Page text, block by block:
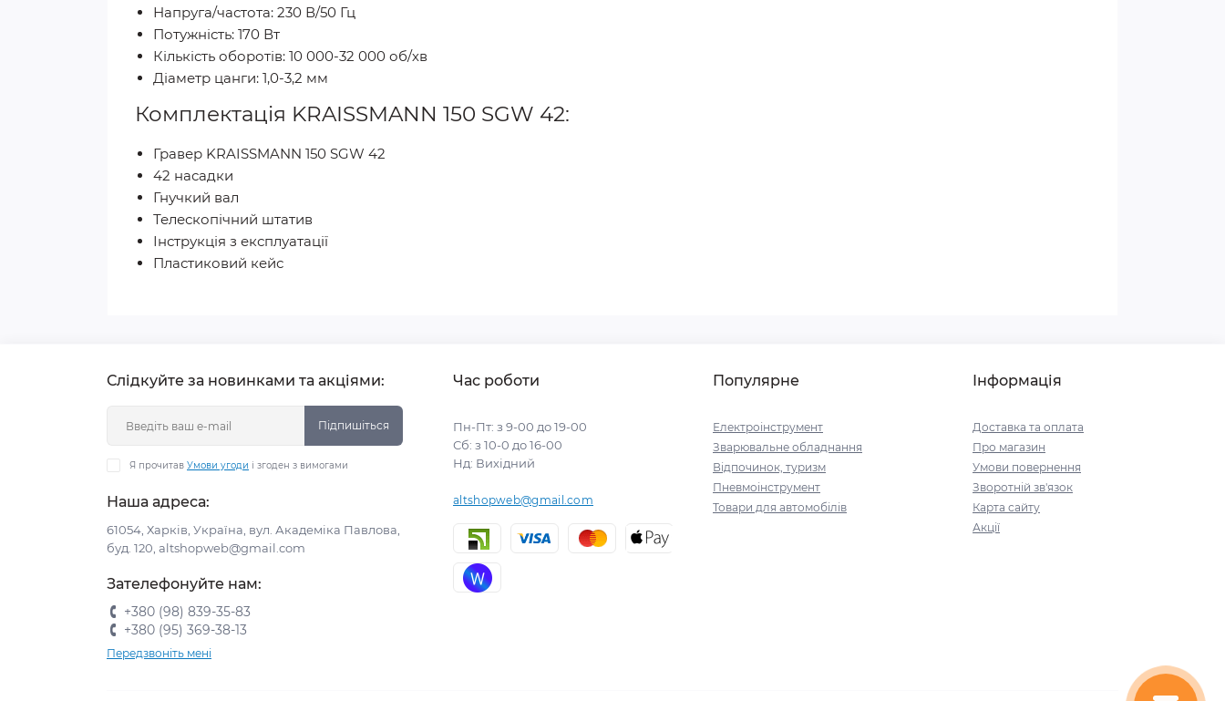
Напруга/частота: 230 В/50 Гц
Потужність: 170 Вт
Кількість оборотів: 10 000-32 000 об/хв
Діаметр цанги: 1,0-3,2 мм
Комплектація KRAISSMANN 150 SGW 42:
Гравер KRAISSMANN 150 SGW 42
42 насадки
Гнучкий вал
Телескопічний штатив
Інструкція з експлуатації
Пластиковий кейс
Слідкуйте за новинками та акціями:
Підпишіться
Я прочитав Умови угоди і згоден з вимогами
Наша адреса:
61054, Харків, Україна, вул. Академіка Павлова,
буд. 120, altshopweb@gmail.com
Зателефонуйте нам:
+380 (98) 839-35-83
+380 (95) 369-38-13
Передзвоніть мені
Час роботи
Пн-Пт: з 9-00 до 19-00
Сб: з 10-0 до 16-00
Нд: Вихідний
altshopweb@gmail.com
Популярне
Електроінструмент
Зварювальне обладнання
Відпочинок, туризм
Пневмоінструмент
Товари для автомобілів
Інформація
Доставка та оплата
Про магазин
Умови повернення
Зворотній зв'язок
Карта сайту
Акції